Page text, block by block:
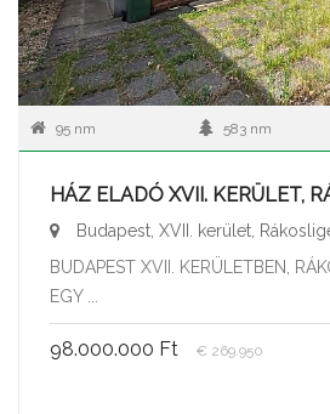
95 nm 583 nm
HÁZ ELADÓ XVII. KERÜLET,
Budapest, XVII. kerület,
BUDAPEST XVII. KERÜLETBEN,
EGY ...
98.000.000 Ft € 269.950